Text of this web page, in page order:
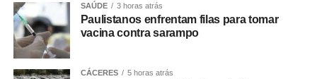
O trabalho é resultado de investigações conduzidas pela
equipe da Delegacia de Rosário Oeste, que reuniram
elementos indicando o envolvimento dos suspeitos com o
SAÚDE 3 horas atrás
Paulistanos enfrentam filas para tomar
vacina contra sarampo
CÁCERES 5 horas atrás